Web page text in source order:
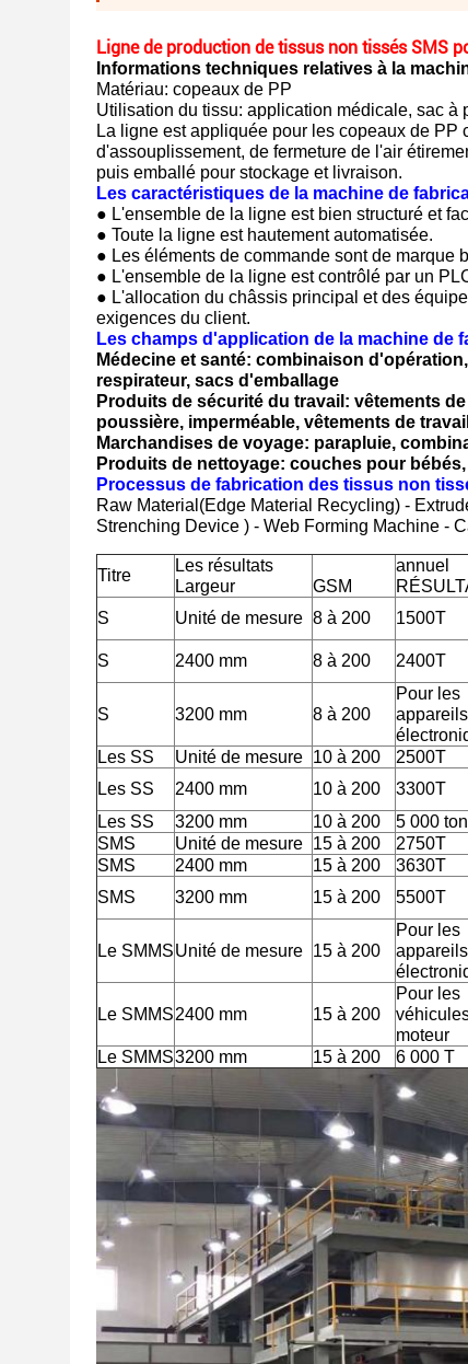
Ligne de production de tissus non tissés SMS
Informations techniques relatives à la
Matériau: copeaux de PP
Utilisation du tissu: application médicale, sac à
La ligne est appliquée pour les copeaux de
d'assouplissement, de fermeture de l'air
puis emballé pour stockage et livraison.
Les caractéristiques de la machine de
● L'ensemble de la ligne est bien structuré et
● Toute la ligne est hautement automatisée.
● Les éléments de commande sont de marque
● L'ensemble de la ligne est contrôlé par un
● L'allocation du châssis principal et des
exigences du client.
Les champs d'application de la machine de
Médecine et santé: combinaison
respirateur, sacs d'emballage
Produits de sécurité du travail: vêtements
poussière, imperméable, vêtements de
Marchandises de voyage: parapluie,
Produits de nettoyage: couches pour
Processus de fabrication des tissus non
Raw Material(Edge Material Recycling) -
Strenching Device ) - Web Forming Machine -
Titre
Les résultats
Largeur
GSM
annuel
S
Unité de mesure 8 à 200 1500T
S
2400 mm 8 à 200 2400T
S 3200 mm 8 à 200
Pour les
appareils
Les SS Unité de mesure 10 à 200 2500T
Les SS
2400 mm 10 à 200 3300T
Les SS
3200 mm 10 à 200 5 000
SMS
Unité de mesure 15 à 200 2750T
SMS
2400 mm 15 à 200 3630T
SMS
3200 mm 15 à 200 5500T
Le SMMSUnité de mesure 15 à 200
Pour les
appareils
Le SMMS2400 mm 15 à 200
Pour les
moteur
Le SMMS3200 mm 15 à 200 6 000 T